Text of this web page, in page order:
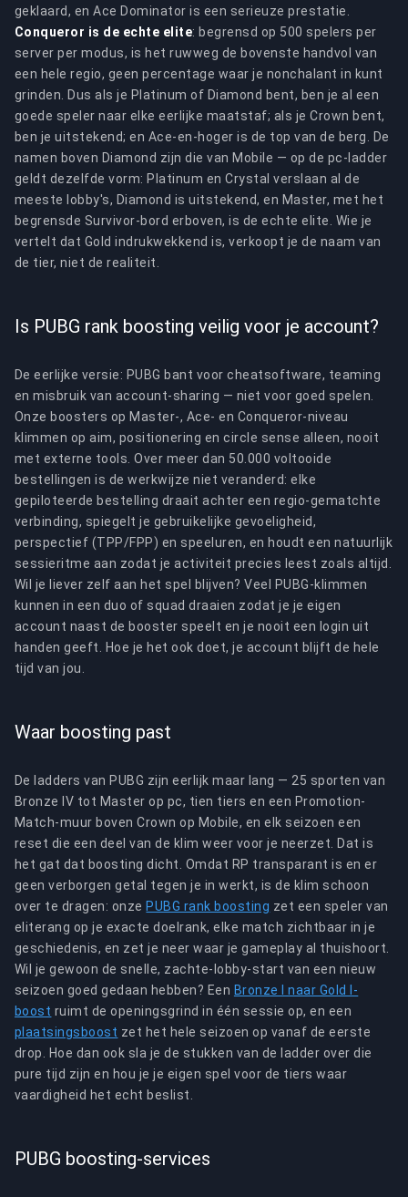
geklaard, en Ace Dominator is een serieuze prestatie.
Conqueror is de echte elite: begrensd op 500 spelers per
server per modus, is het ruwweg de bovenste handvol van
een hele regio, geen percentage waar je nonchalant in kunt
grinden. Dus als je Platinum of Diamond bent, ben je al een
goede speler naar elke eerlijke maatstaf; als je Crown bent,
ben je uitstekend; en Ace-en-hoger is de top van de berg. De
namen boven Diamond zijn die van Mobile — op de pc-ladder
geldt dezelfde vorm: Platinum en Crystal verslaan al de
meeste lobby's, Diamond is uitstekend, en Master, met het
begrensde Survivor-bord erboven, is de echte elite. Wie je
vertelt dat Gold indrukwekkend is, verkoopt je de naam van
de tier, niet de realiteit.
Is PUBG rank boosting veilig voor je account?
De eerlijke versie: PUBG bant voor cheatsoftware, teaming
en misbruik van account-sharing — niet voor goed spelen.
Onze boosters op Master-, Ace- en Conqueror-niveau
klimmen op aim, positionering en circle sense alleen, nooit
met externe tools. Over meer dan 50.000 voltooide
bestellingen is de werkwijze niet veranderd: elke
gepiloteerde bestelling draait achter een regio-gematchte
verbinding, spiegelt je gebruikelijke gevoeligheid,
perspectief (TPP/FPP) en speeluren, en houdt een natuurlijk
sessieritme aan zodat je activiteit precies leest zoals altijd.
Wil je liever zelf aan het spel blijven? Veel PUBG-klimmen
kunnen in een duo of squad draaien zodat je je eigen
account naast de booster speelt en je nooit een login uit
handen geeft. Hoe je het ook doet, je account blijft de hele
tijd van jou.
Waar boosting past
De ladders van PUBG zijn eerlijk maar lang — 25 sporten van
Bronze IV tot Master op pc, tien tiers en een Promotion-
Match-muur boven Crown op Mobile, en elk seizoen een
reset die een deel van de klim weer voor je neerzet. Dat is
het gat dat boosting dicht. Omdat RP transparant is en er
geen verborgen getal tegen je in werkt, is de klim schoon
over te dragen: onze PUBG rank boosting zet een speler van
eliterang op je exacte doelrank, elke match zichtbaar in je
geschiedenis, en zet je neer waar je gameplay al thuishoort.
Wil je gewoon de snelle, zachte-lobby-start van een nieuw
seizoen goed gedaan hebben? Een Bronze I naar Gold I-
boost ruimt de openingsgrind in één sessie op, en een
plaatsingsboost zet het hele seizoen op vanaf de eerste
drop. Hoe dan ook sla je de stukken van de ladder over die
pure tijd zijn en hou je je eigen spel voor de tiers waar
vaardigheid het echt beslist.
PUBG boosting-services